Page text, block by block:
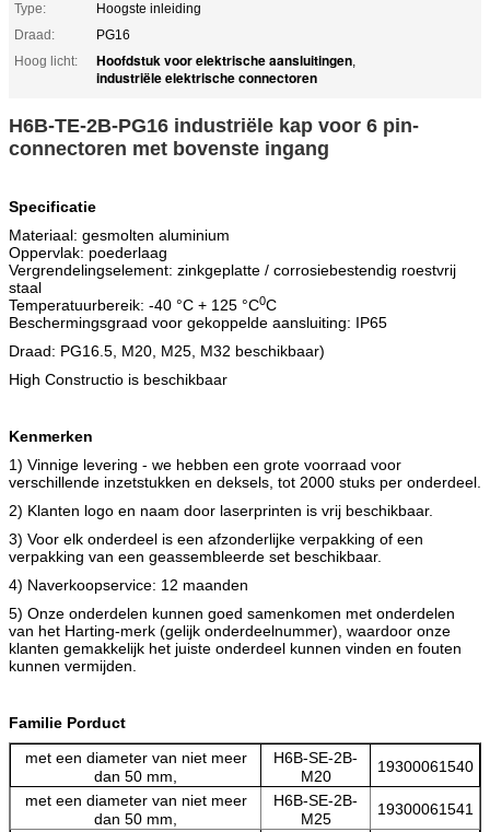
Type:
Hoogste inleiding
Draad:
PG16
Hoog licht:
Hoofdstuk voor elektrische aansluitingen,
industriële elektrische connectoren
H6B-TE-2B-PG16 industriële kap voor 6 pin-
connectoren met bovenste ingang
Specificatie
Materiaal: gesmolten aluminium
Oppervlak: poederlaag
Vergrendelingselement: zinkgeplatte / corrosiebestendig roestvrij
staal
Temperatuurbereik: -40 °C + 125 °C0C
Beschermingsgraad voor gekoppelde aansluiting: IP65
Draad: PG16.5, M20, M25, M32 beschikbaar)
High Constructio is beschikbaar
Kenmerken
1) Vinnige levering - we hebben een grote voorraad voor
verschillende inzetstukken en deksels, tot 2000 stuks per onderdeel.
2) Klanten logo en naam door laserprinten is vrij beschikbaar.
3) Voor elk onderdeel is een afzonderlijke verpakking of een
verpakking van een geassembleerde set beschikbaar.
4) Naverkoopservice: 12 maanden
5) Onze onderdelen kunnen goed samenkomen met onderdelen
van het Harting-merk (gelijk onderdeelnummer), waardoor onze
klanten gemakkelijk het juiste onderdeel kunnen vinden en fouten
kunnen vermijden.
Familie Porduct
met een diameter van niet meer
dan 50 mm,
H6B-SE-2B-
M20
19300061540
met een diameter van niet meer
dan 50 mm,
H6B-SE-2B-
M25
19300061541